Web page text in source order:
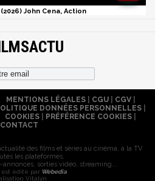
John Cena, Action
MENTIONS LÉGALES| CGU| CGV|
DONNÉES PERSONNELLES
COOKIES
PRÉFÉRENCE COOKIES
CONTACT
des films et séries au cinéma, à la TV
les plateformes.
sorties vidéo, streaming...
est édité par Webedia
Vitalyn